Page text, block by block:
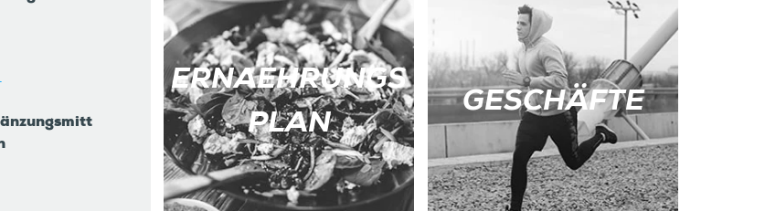
ERNAEHRUNGS
PLAN
GESCHÄFTE